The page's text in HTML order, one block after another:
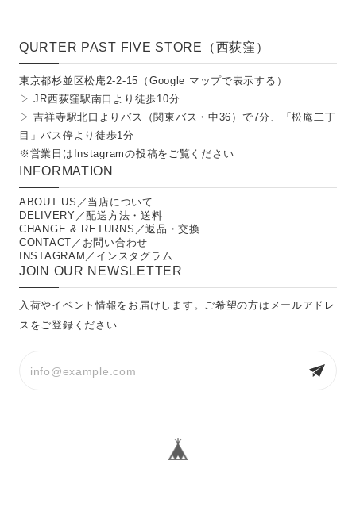
QURTER PAST FIVE STORE（西荻窪）
東京都杉並区松庵2-2-15（ Google マップで表示する ）
▷ JR西荻窪駅南口より徒歩10分
▷ 吉祥寺駅北口よりバス（関東バス・中36）で7分、「松庵二丁
目」バス停より徒歩1分
※営業日は Instagramの投稿をご覧ください
INFORMATION
ABOUT US／当店について
DELIVERY／配送方法・送料
CHANGE & RETURNS／返品・交換
CONTACT／お問い合わせ
INSTAGRAM／インスタグラム
JOIN OUR NEWSLETTER
入荷やイベント情報をお届けします。ご希望の方はメールアドレ
スをご登録ください